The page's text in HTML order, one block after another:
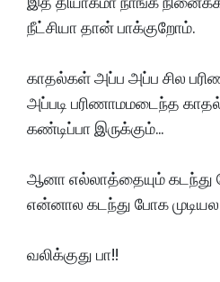
நீட்சியா தான் பாக்குறோம்.
காதல்கள் அப்ப அப்ப சில
அப்படி பரிணாமமடைந்த
கண்டிப்பா இருக்கும்...
ஆனா எல்லாத்தையும் கடந்து
என்னால கடந்து போக
வலிக்குது பா!!